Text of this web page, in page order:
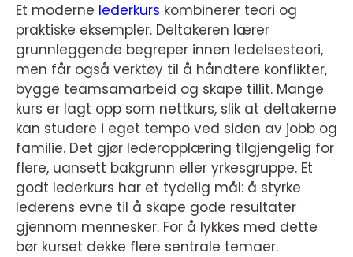
Et moderne lederkurs kombinerer teori og
praktiske eksempler. Deltakeren lærer
grunnleggende begreper innen ledelsesteori,
men får også verktøy til å håndtere konflikter,
bygge teamsamarbeid og skape tillit. Mange
kurs er lagt opp som nettkurs, slik at deltakerne
kan studere i eget tempo ved siden av jobb og
familie. Det gjør lederopplæring tilgjengelig for
flere, uansett bakgrunn eller yrkesgruppe. Et
godt lederkurs har et tydelig mål: å styrke
lederens evne til å skape gode resultater
gjennom mennesker. For å lykkes med dette
bør kurset dekke flere sentrale temaer.